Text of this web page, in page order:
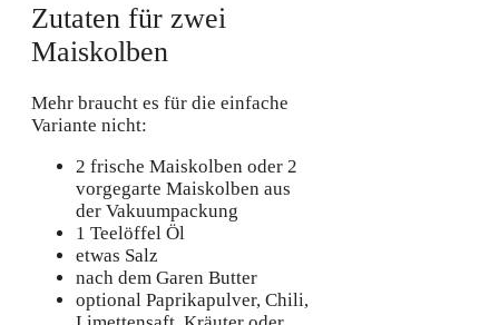
Zutaten für zwei
Maiskolben
Mehr braucht es für die einfache
Variante nicht:
2 frische Maiskolben oder 2
vorgegarte Maiskolben aus
der Vakuumpackung
1 Teelöffel Öl
etwas Salz
nach dem Garen Butter
optional Paprikapulver, Chili,